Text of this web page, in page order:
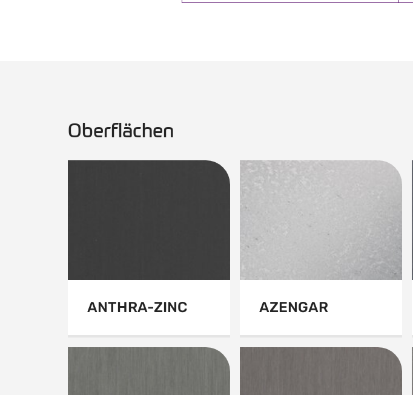
Oberflächen
ANTHRA-ZINC AZENGAR